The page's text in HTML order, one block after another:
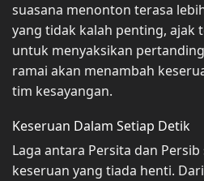
suasana menonton terasa
yang tidak kalah penting, ajak
untuk menyaksikan
ramai akan menambah
tim kesayangan.
Keseruan Dalam Setiap Detik
Laga antara Persita dan
keseruan yang tiada henti.